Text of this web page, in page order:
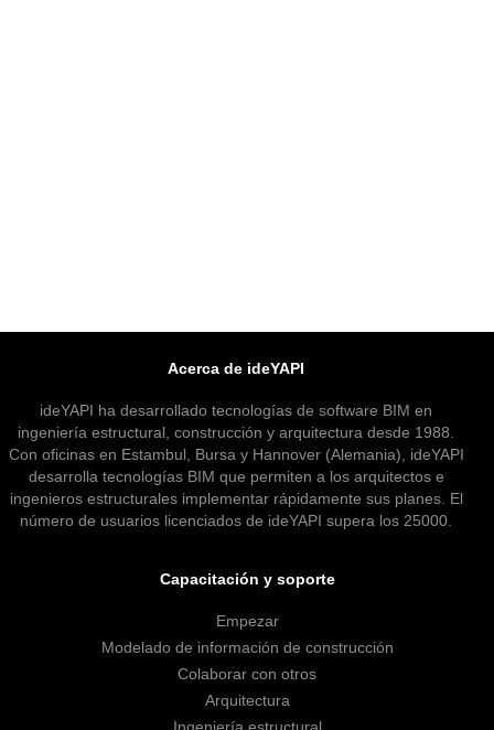
Acerca de ideYAPI
ideYAPI ha desarrollado tecnologías de software BIM en
ingeniería estructural, construcción y arquitectura desde 1988.
Con oficinas en Estambul, Bursa y Hannover (Alemania), ideYAPI
desarrolla tecnologías BIM que permiten a los arquitectos e
ingenieros estructurales implementar rápidamente sus planes. El
número de usuarios licenciados de ideYAPI supera los 25000.
Capacitación y soporte
Empezar
Modelado de información de construcción
Colaborar con otros
Arquitectura